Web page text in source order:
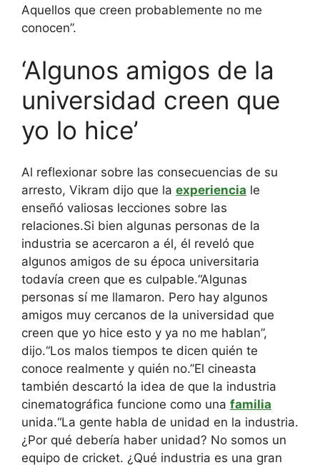
Aquellos que creen probablemente no me
conocen”.
‘Algunos amigos de la
universidad creen que
yo lo hice’
Al reflexionar sobre las consecuencias de su
arresto, Vikram dijo que la experiencia le
enseñó valiosas lecciones sobre las
relaciones.Si bien algunas personas de la
industria se acercaron a él, él reveló que
algunos amigos de su época universitaria
todavía creen que es culpable.“Algunas
personas sí me llamaron. Pero hay algunos
amigos muy cercanos de la universidad que
creen que yo hice esto y ya no me hablan”,
dijo.“Los malos tiempos te dicen quién te
conoce realmente y quién no.”El cineasta
también descartó la idea de que la industria
cinematográfica funcione como una familia
unida.“La gente habla de unidad en la industria.
¿Por qué debería haber unidad? No somos un
equipo de cricket. ¿Qué industria es una gran